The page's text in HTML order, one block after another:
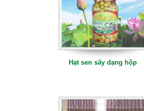
Hạt sen sấy dạng hộp